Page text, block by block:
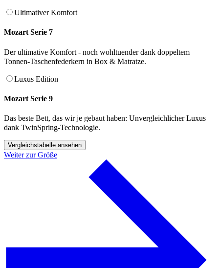
Ultimativer Komfort
Mozart Serie 7
Der ultimative Komfort - noch wohltuender dank doppeltem
Tonnen-Taschenfederkern in Box & Matratze.
Luxus Edition
Mozart Serie 9
Das beste Bett, das wir je gebaut haben: Unvergleichlicher Luxus
dank TwinSpring-Technologie.
Vergleichstabelle ansehen
Weiter zur Größe